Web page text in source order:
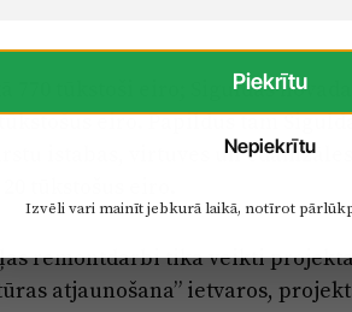
tūkstoši eiro; Siguldas novada
eiro. Papildus tam
istabas, virtuves un ēdamzāles
tūkstošus eiro.
remontdarbi tika veikti
atjaunošana” ietvaros,
Piekrītu
Nepiekrītu
Izvēli vari mainīt jebkurā laikā, notīrot